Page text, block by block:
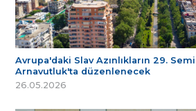
Avrupa'daki Slav Azınlıkların 29.
Arnavutluk'ta düzenlenecek
26.05.2026